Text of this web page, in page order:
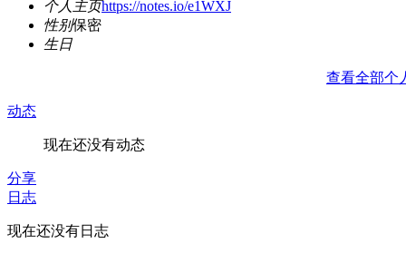
个人主页https://notes.io/e1WXJ
性别保密
生日
查看全部个
动态
现在还没有动态
分享
日志
现在还没有日志